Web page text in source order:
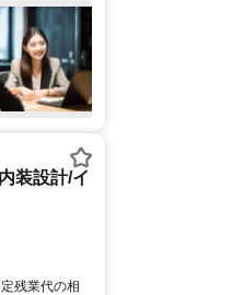
装設計/イ
残業代の相